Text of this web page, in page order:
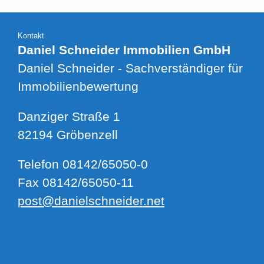
Kontakt
Daniel Schneider Immobilien GmbH
Daniel Schneider - Sachverständiger für
Immobilienbewertung
Danziger Straße 1
82194 Gröbenzell
Telefon 08142/65050-0
Fax 08142/65050-11
post@danielschneider.net